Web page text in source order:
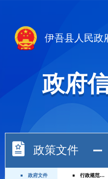
伊吾县人民政
政府
政策文件
政府文件 行政规范性文件